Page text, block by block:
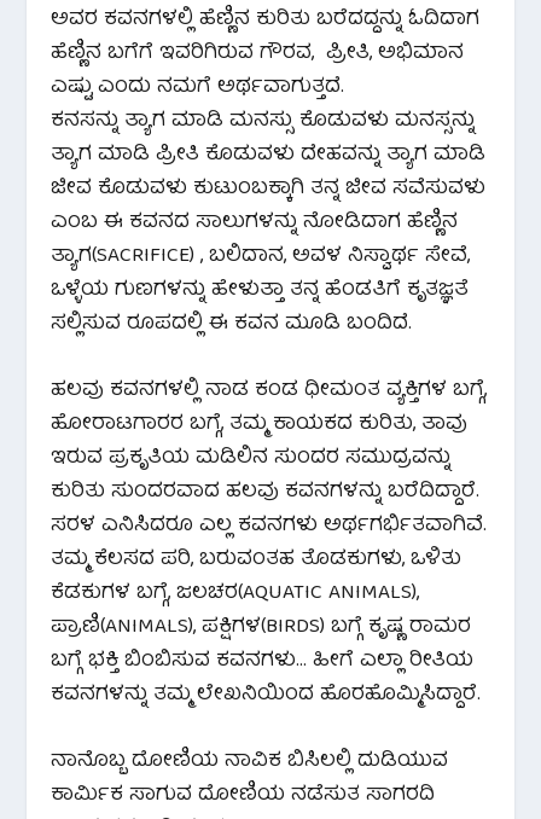
ಅವರ ಕವನಗಳಲ್ಲಿ ಹೆಣ್ಣಿನ ಕುರಿತು ಬರೆದದ್ದನ್ನು ಓದಿದಾಗ
ಹೆಣ್ಣಿನ ಬಗೆಗೆ ಇವರಿಗಿರುವ ಗೌರವ, ಪ್ರೀತಿ, ಅಭಿಮಾನ
ಎಷ್ಟು ಎಂದು ನಮಗೆ ಅರ್ಥವಾಗುತ್ತದೆ.
ಕನಸನ್ನು ತ್ಯಾಗ ಮಾಡಿ ಮನಸ್ಸು ಕೊಡುವಳು ಮನಸ್ಸನ್ನು
ತ್ಯಾಗ ಮಾಡಿ ಪ್ರೀತಿ ಕೊಡುವಳು ದೇಹವನ್ನು ತ್ಯಾಗ ಮಾಡಿ
ಜೀವ ಕೊಡುವಳು ಕುಟುಂಬಕ್ಕಾಗಿ ತನ್ನ ಜೀವ ಸವೆಸುವಳು
ಎಂಬ ಈ ಕವನದ ಸಾಲುಗಳನ್ನು ನೋಡಿದಾಗ ಹೆಣ್ಣಿನ
ತ್ಯಾಗ(SACRIFICE) , ಬಲಿದಾನ, ಅವಳ ನಿಸ್ವಾರ್ಥ ಸೇವೆ,
ಒಳ್ಳೆಯ ಗುಣಗಳನ್ನು ಹೇಳುತ್ತಾ ತನ್ನ ಹೆಂಡತಿಗೆ ಕೃತಜ್ಞತೆ
ಸಲ್ಲಿಸುವ ರೂಪದಲ್ಲಿ ಈ ಕವನ ಮೂಡಿ ಬಂದಿದೆ.
ಹಲವು ಕವನಗಳಲ್ಲಿ ನಾಡ ಕಂಡ ಧೀಮಂತ ವ್ಯಕ್ತಿಗಳ ಬಗ್ಗೆ,
ಹೋರಾಟಗಾರರ ಬಗ್ಗೆ, ತಮ್ಮ ಕಾಯಕದ ಕುರಿತು, ತಾವು
ಇರುವ ಪ್ರಕೃತಿಯ ಮಡಿಲಿನ ಸುಂದರ ಸಮುದ್ರವನ್ನು
ಕುರಿತು ಸುಂದರವಾದ ಹಲವು ಕವನಗಳನ್ನು ಬರೆದಿದ್ದಾರೆ.
ಸರಳ ಎನಿಸಿದರೂ ಎಲ್ಲ ಕವನಗಳು ಅರ್ಥಗರ್ಭಿತವಾಗಿವೆ.
ತಮ್ಮ ಕೆಲಸದ ಪರಿ, ಬರುವಂತಹ ತೊಡಕುಗಳು, ಒಳಿತು
ಕೆಡಕುಗಳ ಬಗ್ಗೆ, ಜಲಚರ(AQUATIC ANIMALS),
ಪ್ರಾಣಿ(ANIMALS), ಪಕ್ಷಿಗಳ(BIRDS) ಬಗ್ಗೆ ಕೃಷ್ಣ ರಾಮರ
ಬಗ್ಗೆ ಭಕ್ತಿ ಬಿಂಬಿಸುವ ಕವನಗಳು… ಹೀಗೆ ಎಲ್ಲಾ ರೀತಿಯ
ಕವನಗಳನ್ನು ತಮ್ಮ ಲೇಖನಿಯಿಂದ ಹೊರಹೊಮ್ಮಿಸಿದ್ದಾರೆ.
ನಾನೊಬ್ಬ ದೋಣಿಯ ನಾವಿಕ ಬಿಸಿಲಲ್ಲಿ ದುಡಿಯುವ
ಕಾರ್ಮಿಕ ಸಾಗುವ ದೋಣಿಯ ನಡೆಸುತ ಸಾಗರದಿ